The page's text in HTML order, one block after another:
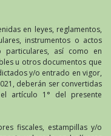
en leyes, reglamentos,
instrumentos o actos
particulares, así como en
u otros documentos que
y/o entrado en vigor,
deberán ser convertidas
artículo 1° del presente
fiscales, estampillas y/o